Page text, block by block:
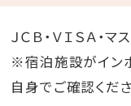
ＪＣＢ・ＶＩＳＡ・マ
※宿泊施設がイン
自身でご確認くださ